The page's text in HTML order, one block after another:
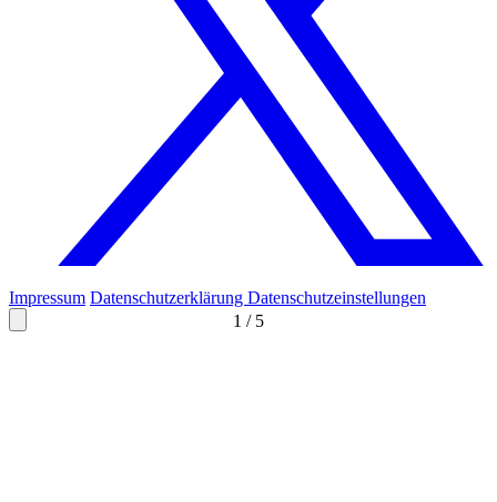
1 / 5
Impressum Datenschutzerklärung Datenschutzeinstellungen